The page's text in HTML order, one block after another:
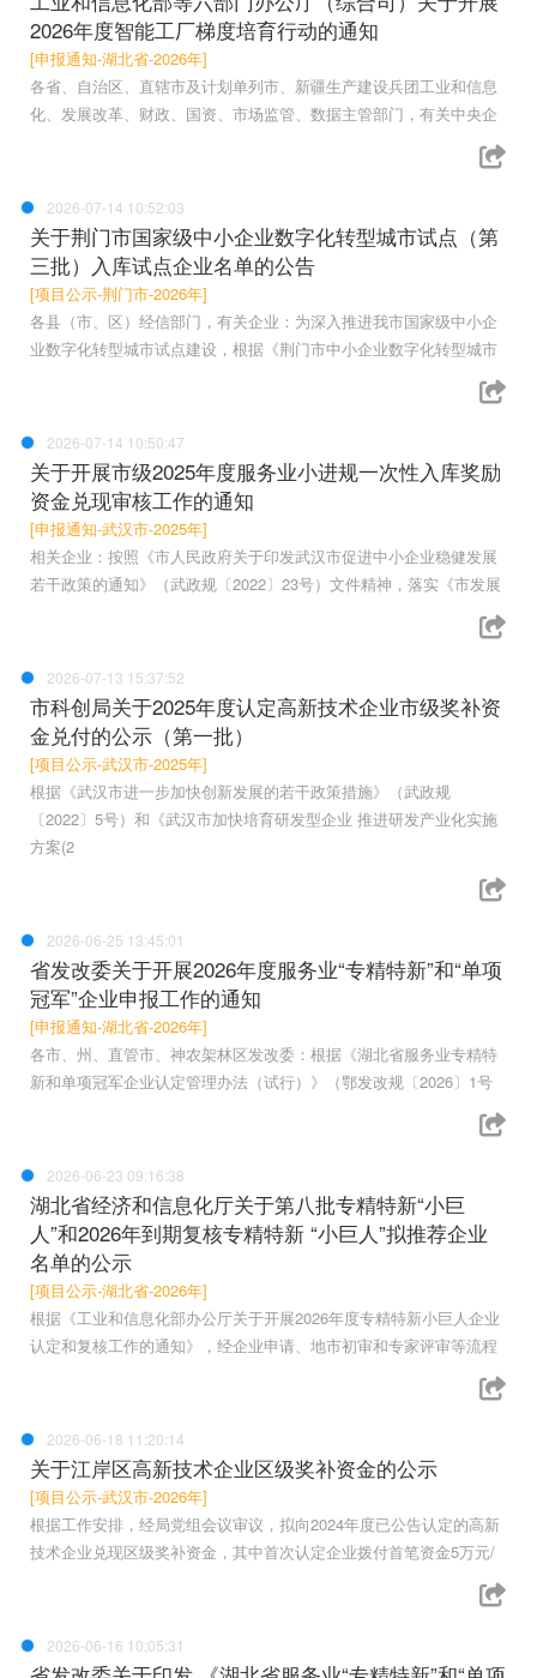
2026年度智能工厂梯度培育行动的通知
[申报通知-湖北省-2026年]
各省、自治区、直辖市及计划单列市、新疆生产建设兵团工业和信息
化、发展改革、财政、国资、市场监管、数据主管部门，有关中央企
2026-07-14 10:52:03
关于荆门市国家级中小企业数字化转型城市试点（第
三批）入库试点企业名单的公告
[项目公示-荆门市-2026年]
各县（市、区）经信部门，有关企业：为深入推进我市国家级中小企
业数字化转型城市试点建设，根据《荆门市中小企业数字化转型城市
2026-07-14 10:50:47
关于开展市级2025年度服务业小进规一次性入库奖励
资金兑现审核工作的通知
[申报通知-武汉市-2025年]
相关企业：按照《市人民政府关于印发武汉市促进中小企业稳健发展
若干政策的通知》（武政规〔2022〕23号）文件精神，落实《市发展
2026-07-13 15:37:52
市科创局关于2025年度认定高新技术企业市级奖补资
金兑付的公示（第一批）
[项目公示-武汉市-2025年]
根据《武汉市进一步加快创新发展的若干政策措施》（武政规
〔2022〕5号）和《武汉市加快培育研发型企业 推进研发产业化实施
方案(2
2026-06-25 13:45:01
省发改委关于开展2026年度服务业“专精特新”和“单项
冠军”企业申报工作的通知
[申报通知-湖北省-2026年]
各市、州、直管市、神农架林区发改委：根据《湖北省服务业专精特
新和单项冠军企业认定管理办法（试行）》（鄂发改规〔2026〕1号
2026-06-23 09:16:38
湖北省经济和信息化厅关于第八批专精特新“小巨
人”和2026年到期复核专精特新 “小巨人”拟推荐企业
名单的公示
[项目公示-湖北省-2026年]
根据《工业和信息化部办公厅关于开展2026年度专精特新小巨人企业
认定和复核工作的通知》，经企业申请、地市初审和专家评审等流程
2026-06-18 11:20:14
关于江岸区高新技术企业区级奖补资金的公示
[项目公示-武汉市-2026年]
根据工作安排，经局党组会议审议，拟向2024年度已公告认定的高新
技术企业兑现区级奖补资金，其中首次认定企业拨付首笔资金5万元/
2026-06-16 10:05:31